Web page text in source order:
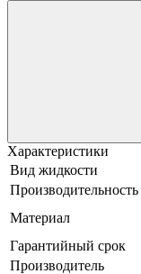
Характеристики
Вид жидкости
Производительность
Материал
Гарантийный срок
Производитель